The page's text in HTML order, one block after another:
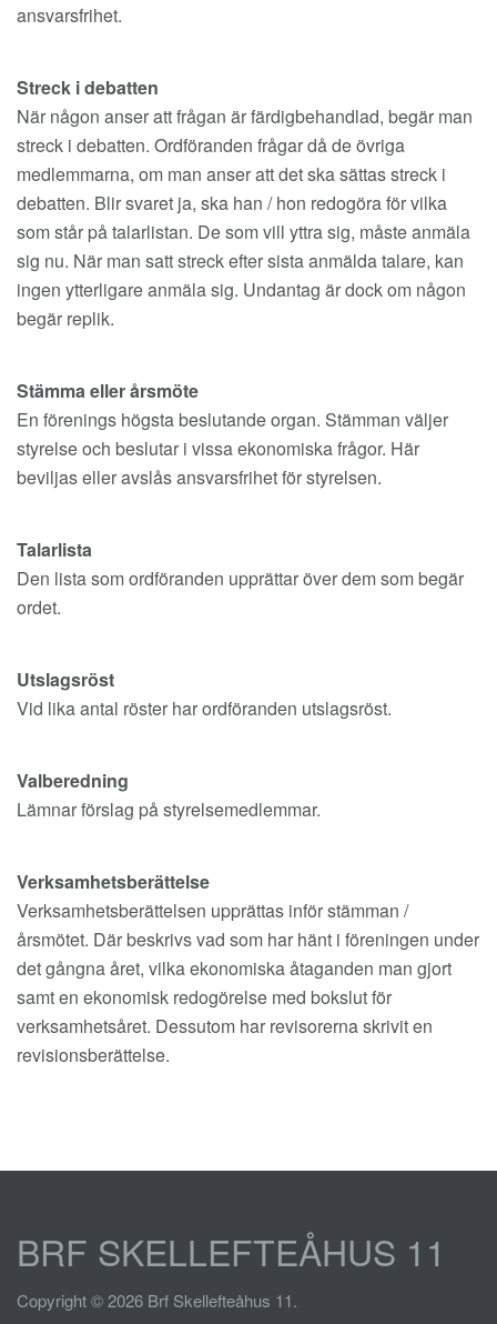
ansvarsfrihet.
Streck i debatten
När någon anser att frågan är färdigbehandlad, begär man
streck i debatten. Ordföranden frågar då de övriga
medlemmarna, om man anser att det ska sättas streck i
debatten. Blir svaret ja, ska han / hon redogöra för vilka
som står på talarlistan. De som vill yttra sig, måste anmäla
sig nu. När man satt streck efter sista anmälda talare, kan
ingen ytterligare anmäla sig. Undantag är dock om någon
begär replik.
Stämma eller årsmöte
En förenings högsta beslutande organ. Stämman väljer
styrelse och beslutar i vissa ekonomiska frågor. Här
beviljas eller avslås ansvarsfrihet för styrelsen.
Talarlista
Den lista som ordföranden upprättar över dem som begär
ordet.
Utslagsröst
Vid lika antal röster har ordföranden utslagsröst.
Valberedning
Lämnar förslag på styrelsemedlemmar.
Verksamhetsberättelse
Verksamhetsberättelsen upprättas inför stämman /
årsmötet. Där beskrivs vad som har hänt i föreningen under
det gångna året, vilka ekonomiska åtaganden man gjort
samt en ekonomisk redogörelse med bokslut för
verksamhetsåret. Dessutom har revisorerna skrivit en
revisionsberättelse.
BRF SKELLEFTEÅHUS 11
Copyright © 2026 Brf Skellefteåhus 11.